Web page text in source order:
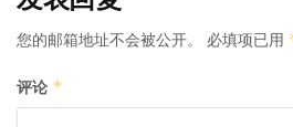
您的邮箱地址不会被公开。 必填项已用
评论 *